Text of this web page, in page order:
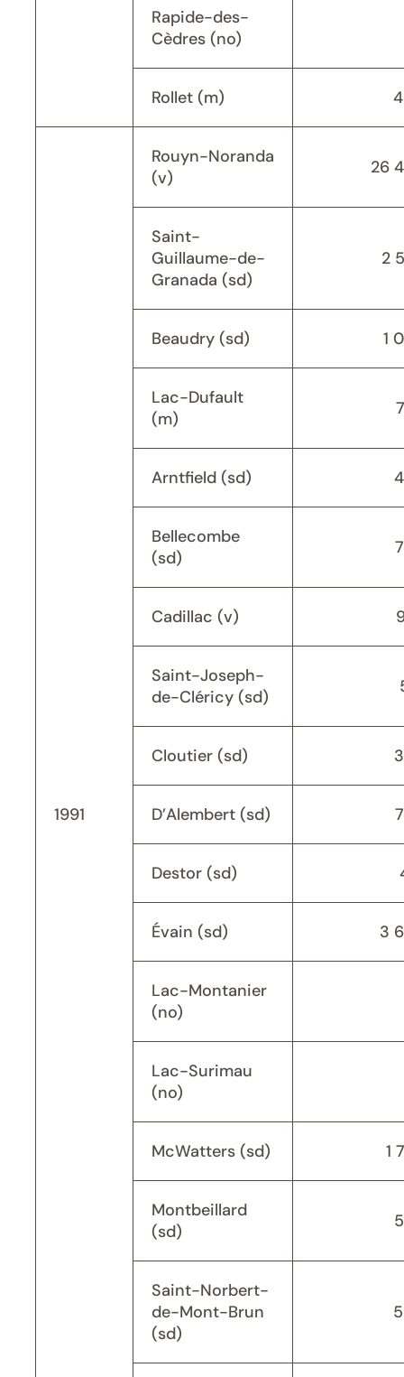
Rapide-des-
Cèdres (no)
Rollet (m)
1991
Rouyn-Noranda
(v)
26
Saint-
Guillaume-de-
Granada (sd)
2
Beaudry (sd) 1
Lac-Dufault
(m)
Arntfield (sd)
Bellecombe
(sd)
Cadillac (v)
Saint-Joseph-
de-Cléricy (sd)
Cloutier (sd)
D’Alembert (sd)
Destor (sd)
Évain (sd) 3
Lac-Montanier
(no)
Lac-Surimau
(no)
McWatters (sd) 1
Montbeillard
(sd)
Saint-Norbert-
de-Mont-Brun
(sd)